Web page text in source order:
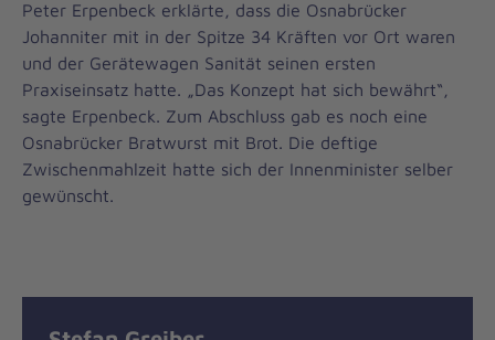
Peter Erpenbeck erklärte, dass die Osnabrücker
Johanniter mit in der Spitze 34 Kräften vor Ort waren
und der Gerätewagen Sanität seinen ersten
Praxiseinsatz hatte. „Das Konzept hat sich bewährt“,
sagte Erpenbeck. Zum Abschluss gab es noch eine
Osnabrücker Bratwurst mit Brot. Die deftige
Zwischenmahlzeit hatte sich der Innenminister selber
gewünscht.